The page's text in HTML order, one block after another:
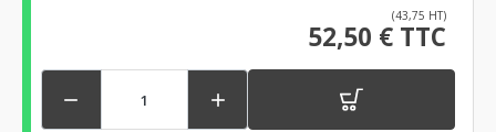
(43,75 HT)
52,50 € TTC
 